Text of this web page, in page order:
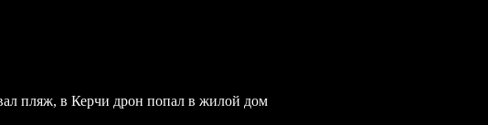
пляж, в Керчи дрон попал в жилой дом